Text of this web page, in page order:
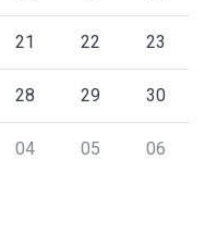
21 22 23
28 29 30
04 05 06